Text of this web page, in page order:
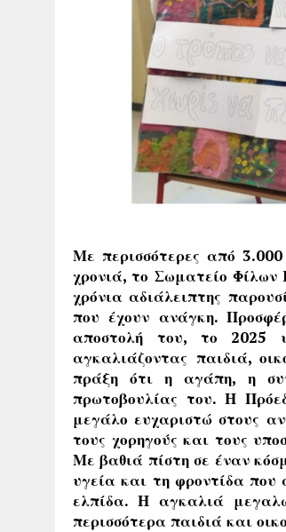
Με περισσότερες από 3.000
χρονιά, το Σωματείο Φίλων
χρόνια αδιάλειπτης
που έχουν ανάγκη.
αποστολή του, το 2025
αγκαλιάζοντας παιδιά,
πράξη ότι η αγάπη, η
πρωτοβουλίας του. Η
μεγάλο ευχαριστώ στους
τους χορηγούς και τους
Με βαθιά πίστη σε έναν
υγεία και τη φροντίδα που
ελπίδα. Η αγκαλιά
περισσότερα παιδιά και